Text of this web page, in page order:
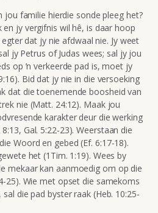
jou familie hierdie sonde pleeg het?
jy vergifnis wil hê, is daar hoop
dat jy nie afdwaal nie. Jy weet
jy Petrus of Judas wees; sal jy jou
op ’n verkeerde pad is, moet jy
Bid dat jy nie in die versoeking
dat die toenemende boosheid van
nie (Matt. 24:12). Maak jou
karakter deur die werking
8:13, Gal. 5:22-23). Weerstaan die
Woord en gebed (Ef. 6:17-18).
het (1Tim. 1:19). Wees by
mekaar kan aanmoedig om op die
25). Wie met opset die samekoms
die pad byster raak (Heb. 10:25-